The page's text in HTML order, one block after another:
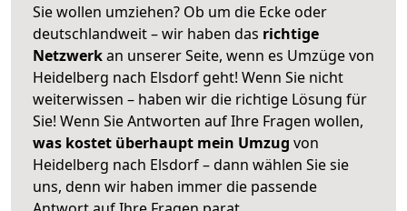
Sie wollen umziehen? Ob um die Ecke oder
deutschlandweit – wir haben das richtige
Netzwerkan unserer Seite, wenn es Umzüge von
Heidelberg nach Elsdorf geht! Wenn Sie nicht
weiterwissen – haben wir die richtige Lösung für
Sie! Wenn Sie Antworten auf Ihre Fragen wollen,
was kostet überhaupt mein Umzug von
Heidelberg nach Elsdorf – dann wählen Sie sie
uns, denn wir haben immer die passende